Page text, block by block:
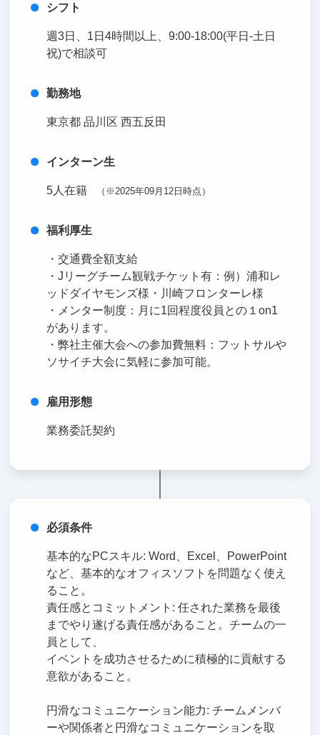
シフト
週3日、1日4時間以上、9:00-18:00(平日-土日
祝)で相談可
勤務地
東京都 品川区 西五反田
インターン生
5人在籍 （※2025年09月12日時点）
福利厚生
・交通費全額支給
・Jリーグチーム観戦チケット有：例）浦和レ
ッドダイヤモンズ様・川崎フロンターレ様
・メンター制度：月に1回程度役員との１on1
があります。
・弊社主催大会への参加費無料：フットサルや
ソサイチ大会に気軽に参加可能。
雇用形態
業務委託契約
必須条件
基本的なPCスキル: Word、Excel、PowerPoint
など、基本的なオフィスソフトを問題なく使え
ること。
責任感とコミットメント: 任された業務を最後
までやり遂げる責任感があること。チームの一
員として、
イベントを成功させるために積極的に貢献する
意欲があること。
円滑なコミュニケーション能力: チームメンバ
ーや関係者と円滑なコミュニケーションを取